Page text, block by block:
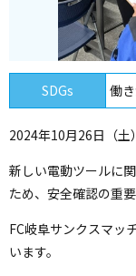
SDGs 働
2024年10月26日（
新しい電動ツールに
ため、安全確認の重
FC岐阜サンクスマッ
います。